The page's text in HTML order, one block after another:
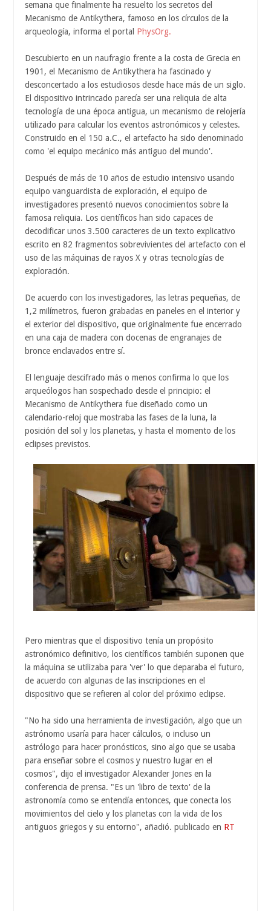
semana que finalmente ha resuelto los secretos del
Mecanismo de Antikythera, famoso en los círculos de la
arqueología, informa el portal PhysOrg.
Descubierto en un naufragio frente a la costa de Grecia en
1901, el Mecanismo de Antikythera ha fascinado y
desconcertado a los estudiosos desde hace más de un siglo.
El dispositivo intrincado parecía ser una reliquia de alta
tecnología de una época antigua, un mecanismo de relojería
utilizado para calcular los eventos astronómicos y celestes.
Construido en el 150 a.C., el artefacto ha sido denominado
como 'el equipo mecánico más antiguo del mundo'.
Después de más de 10 años de estudio intensivo usando
equipo vanguardista de exploración, el equipo de
investigadores presentó nuevos conocimientos sobre la
famosa reliquia. Los científicos han sido capaces de
decodificar unos 3.500 caracteres de un texto explicativo
escrito en 82 fragmentos sobrevivientes del artefacto con el
uso de las máquinas de rayos X y otras tecnologías de
exploración.
De acuerdo con los investigadores, las letras pequeñas, de
1,2 milímetros, fueron grabadas en paneles en el interior y
el exterior del dispositivo, que originalmente fue encerrado
en una caja de madera con docenas de engranajes de
bronce enclavados entre sí.
El lenguaje descifrado más o menos confirma lo que los
arqueólogos han sospechado desde el principio: el
Mecanismo de Antikythera fue diseñado como un
calendario-reloj que mostraba las fases de la luna, la
posición del sol y los planetas, y hasta el momento de los
eclipses previstos.
Pero mientras que el dispositivo tenía un propósito
astronómico definitivo, los científicos también suponen que
la máquina se utilizaba para 'ver' lo que deparaba el futuro,
de acuerdo con algunas de las inscripciones en el
dispositivo que se refieren al color del próximo eclipse.
"No ha sido una herramienta de investigación, algo que un
astrónomo usaría para hacer cálculos, o incluso un
astrólogo para hacer pronósticos, sino algo que se usaba
para enseñar sobre el cosmos y nuestro lugar en el
cosmos", dijo el investigador Alexander Jones en la
conferencia de prensa. "Es un 'libro de texto' de la
astronomía como se entendía entonces, que conecta los
movimientos del cielo y los planetas con la vida de los
antiguos griegos y su entorno", añadió. publicado en RT